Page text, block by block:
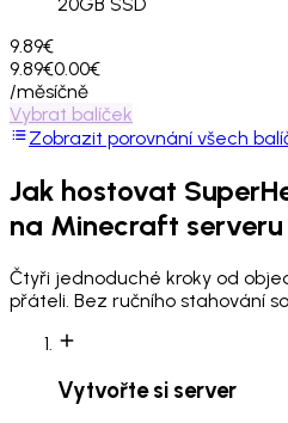
9.89€
9.89€0.00€
/měsíčně
Vybrat balíček
Zobrazit porovnání všech
Jak hostovat
na Minecraft serveru
Čtyři jednoduché kroky od
přáteli. Bez ručního stahování
Vytvořte si server